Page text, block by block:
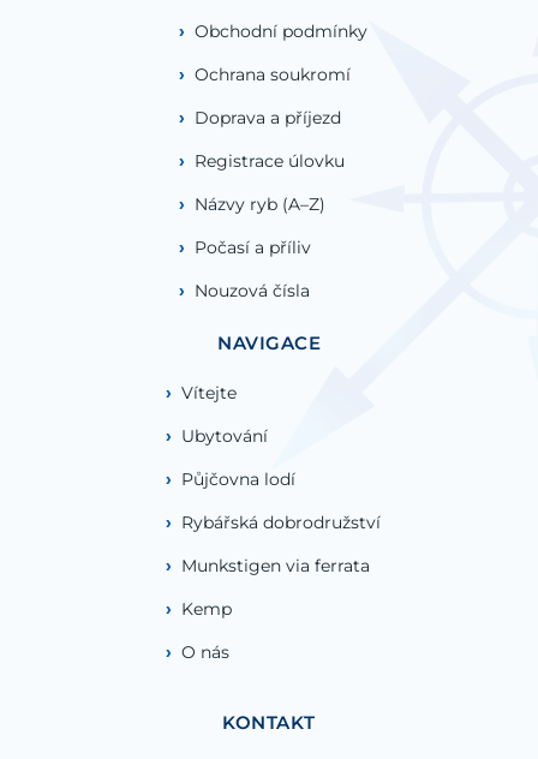
NAVIGACE
Vítejte
Ubytování
Půjčovna lodí
Rybářská dobrodružství
Munkstigen via ferrata
Kemp
O nás
KONTAKT
Obchodní podmínky
Ochrana soukromí
Doprava a příjezd
Registrace úlovku
Názvy ryb (A–Z)
Počasí a příliv
Nouzová čísla